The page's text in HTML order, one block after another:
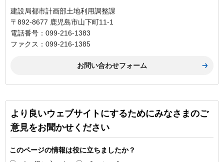
建設局都市計画部土地利用調整課
〒892-8677 鹿児島市山下町11-1
電話番号：099-216-1383
ファクス：099-216-1385
より良いウェブサイトにするためにみなさまのご
意見をお聞かせください
このページの情報は役に立ちましたか？